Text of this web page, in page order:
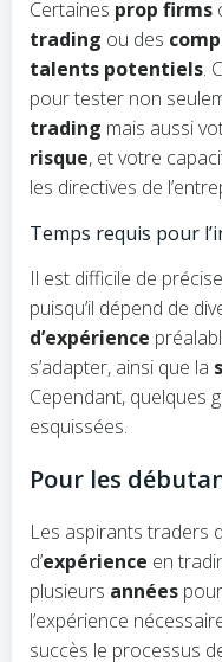
Certaines prop firms
trading ou des
talents potentiels.
pour tester non
trading mais aussi
risque, et votre
les directives de
Temps requis pour
Il est difficile de
puisqu’il dépend de
d’expérience
s’adapter, ainsi que la
Cependant, quelques
esquissées.
Pour les
Les aspirants traders
d’expérience en
plusieurs années
l’expérience
succès le processus